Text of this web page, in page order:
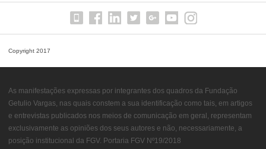
a
s
Copyright 2017
As manifestações expressas por integrantes dos quadros da Fundação
Getulio Vargas, nas quais constem a sua identificação como tais, em artigos
e entrevistas publicados nos meios de comunicação em geral, representam
exclusivamente as opiniões dos seus autores e não, necessariamente, a
posição institucional da FGV. Portaria FGV Nº19/2018